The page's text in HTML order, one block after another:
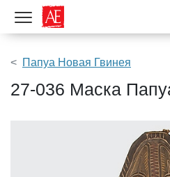
Показать меню
Папуа Новая Гвинея
27-036 Маска